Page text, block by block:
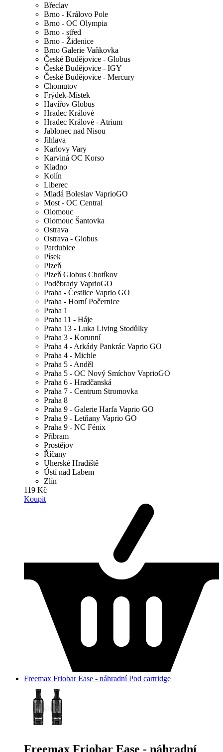
Břeclav
Brno - Královo Pole
Brno - OC Olympia
Brno - střed
Brno - Židenice
Brno Galerie Vaňkovka
České Budějovice - Globus
České Budějovice - IGY
České Budějovice - Mercury
Chomutov
Frýdek-Místek
Havířov Globus
Hradec Králové
Hradec Králové - Atrium
Jablonec nad Nisou
Jihlava
Karlovy Vary
Karviná OC Korso
Kladno
Kolín
Liberec
Mladá Boleslav VaprioGO
Most - OC Central
Olomouc
Olomouc Šantovka
Ostrava
Ostrava - Globus
Pardubice
Písek
Plzeň
Plzeň Globus Chotíkov
Poděbrady VaprioGO
Praha - Čestlice Vaprio GO
Praha - Horní Počernice
Praha 1
Praha 11 - Háje
Praha 13 - Luka Living Stodůlky
Praha 3 - Korunní
Praha 4 - Arkády Pankrác Vaprio GO
Praha 4 - Michle
Praha 5 - Anděl
Praha 5 - OC Nový Smíchov VaprioGO
Praha 6 - Hradčanská
Praha 7 - Centrum Stromovka
Praha 8
Praha 9 - Galerie Harfa Vaprio GO
Praha 9 - Letňany Vaprio GO
Praha 9 - NC Fénix
Příbram
Prostějov
Říčany
Uherské Hradiště
Ústí nad Labem
Zlín
119 Kč
Koupit
Freemax Friobar Ease - náhradní Pod cartridge
Freemax Friobar Ease - náhradní